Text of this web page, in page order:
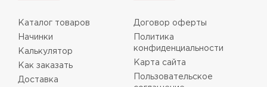
Каталог товаров
Начинки
Калькулятор
Как заказать
Доставка
Договор оферты
Политика
конфиденциальности
Карта сайта
Пользовательское